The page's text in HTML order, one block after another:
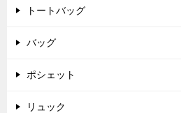
トートバッグ
バッグ
ポシェット
リュック